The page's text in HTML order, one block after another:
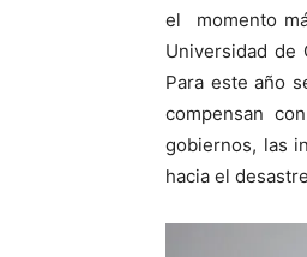
el momento
Universidad de
Para este año
compensan
gobiernos, las
hacia el